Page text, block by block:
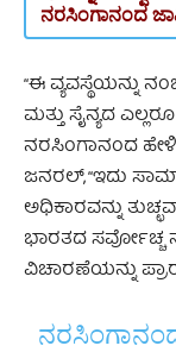
ನರಸಿಂಗಾನಂದ
“ಈ ವ್ಯವಸ್ಥೆಯನ್ನು
ಮತ್ತು ಸೈನ್ಯದ
ನರಸಿಂಗಾನಂದ
ಜನರಲ್‌, “ಇದು
ಅಧಿಕಾರವನ್ನು
ಭಾರತದ
ವಿಚಾರಣೆಯನ್ನು